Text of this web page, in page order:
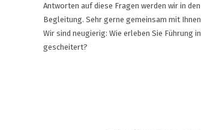
Antworten auf diese Fragen werden wir in
Begleitung. Sehr gerne gemeinsam mit
Wir sind neugierig: Wie erleben Sie Führung
gescheitert?